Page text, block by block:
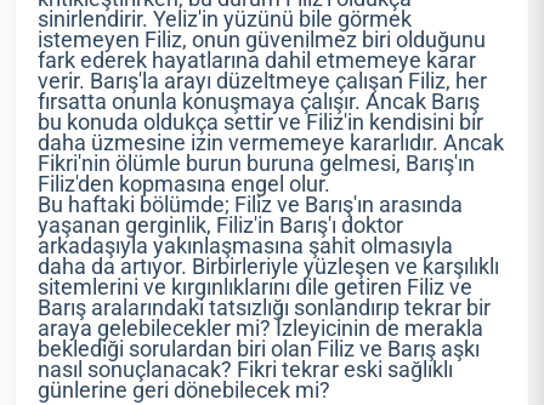
sinirlendirir. Yeliz'in yüzünü bile görmek
istemeyen Filiz, onun güvenilmez biri olduğunu
fark ederek hayatlarına dahil etmemeye karar
verir. Barış'la arayı düzeltmeye çalışan Filiz, her
fırsatta onunla konuşmaya çalışır. Ancak Barış
bu konuda oldukça settir ve Filiz'in kendisini bir
daha üzmesine izin vermemeye kararlıdır. Ancak
Fikri'nin ölümle burun buruna gelmesi, Barış'ın
Filiz'den kopmasına engel olur.
Bu haftaki bölümde; Filiz ve Barış'ın arasında
yaşanan gerginlik, Filiz'in Barış'ı doktor
arkadaşıyla yakınlaşmasına şahit olmasıyla
daha da artıyor. Birbirleriyle yüzleşen ve karşılıklı
sitemlerini ve kırgınlıklarını dile getiren Filiz ve
Barış aralarındaki tatsızlığı sonlandırıp tekrar bir
araya gelebilecekler mi? İzleyicinin de merakla
beklediği sorulardan biri olan Filiz ve Barış aşkı
nasıl sonuçlanacak? Fikri tekrar eski sağlıklı
günlerine geri dönebilecek mi?